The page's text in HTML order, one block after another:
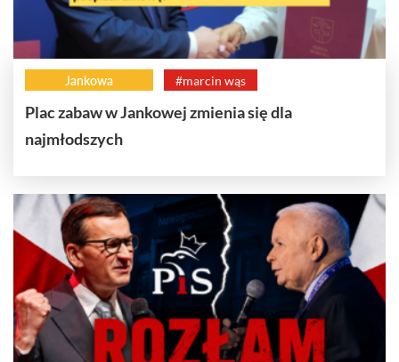
Jankowa #marcin wąs
Plac zabaw w Jankowej zmienia się dla
najmłodszych